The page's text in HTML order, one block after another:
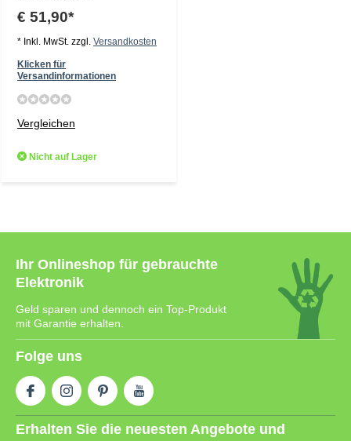
€ 51,90*
* Inkl. MwSt. zzgl. Versandkosten
Klicken für
Versandinformationen
Vergleichen
Nicht auf Lager
Ihr Onlineshop für gebrauchte
Elektronik
Geld sparen und dennoch ein Top-Produkt
mit Garantie erhalten.
Folge uns
Erhalten Sie die neuesten Angebote und